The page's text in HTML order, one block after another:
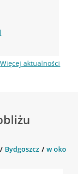
Więcej aktualności
Bydgoszcz w okolicy